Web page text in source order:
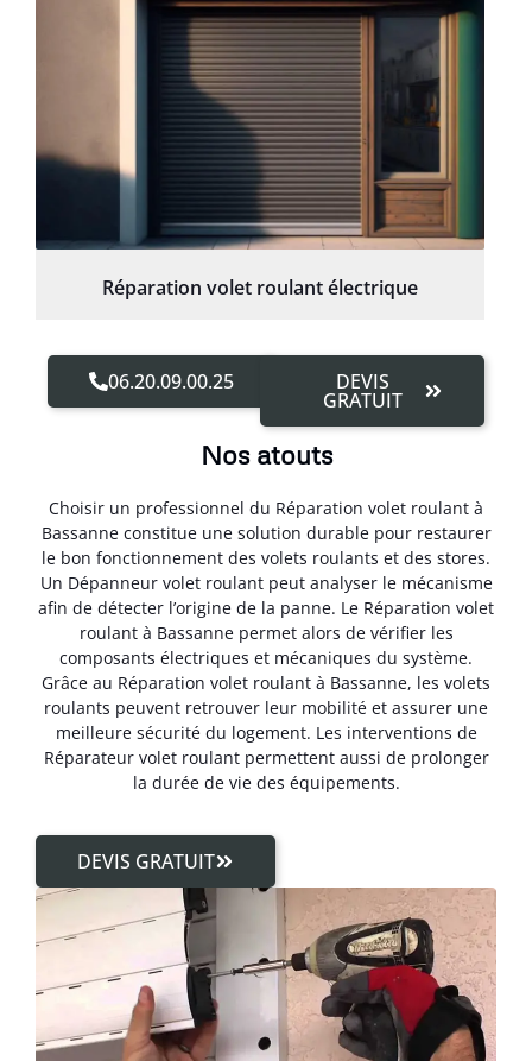
Réparation volet roulant électrique
06.20.09.00.25 DEVIS
GRATUIT
Nos atouts
Choisir un professionnel du Réparation volet roulant à
Bassanne constitue une solution durable pour restaurer
le bon fonctionnement des volets roulants et des stores.
Un Dépanneur volet roulant peut analyser le mécanisme
afin de détecter l’origine de la panne. Le Réparation volet
roulant à Bassanne permet alors de vérifier les
composants électriques et mécaniques du système.
Grâce au Réparation volet roulant à Bassanne, les volets
roulants peuvent retrouver leur mobilité et assurer une
meilleure sécurité du logement. Les interventions de
Réparateur volet roulant permettent aussi de prolonger
la durée de vie des équipements.
DEVIS GRATUIT